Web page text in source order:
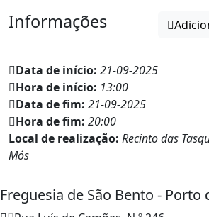
Informações
Data de início: 21-09-2025
Hora de início: 13:00
Data de fim: 21-09-2025
Hora de fim: 20:00
Local de realização: Recinto das
Mós
Freguesia de São Bento - Porto